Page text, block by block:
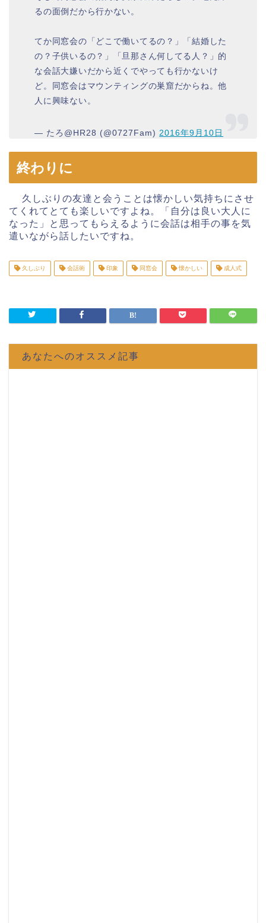
るの面倒だから行かない。
てか同窓会の「どこで働いてるの？」「結婚した
の？子供いるの？」「旦那さん何してる人？」的
な会話大嫌いだから近くでやっても行かないけ
ど。同窓会はマウンティングの巣窟だからね。他
人に興味ない。
— たろ@HR28 (@0727Fam) 2016年9月10日
終わりに
久しぶりの友達と会うことは懐かしい気持ちにさせ
てくれてとても楽しいですよね。「自分は良い大人に
なった」と思ってもらえるように会話は相手の事を気
遣いながら話したいですね。
久しぶり 会話術 印象 同窓会 懐かしい 成人式
あなたへのオススメ記事